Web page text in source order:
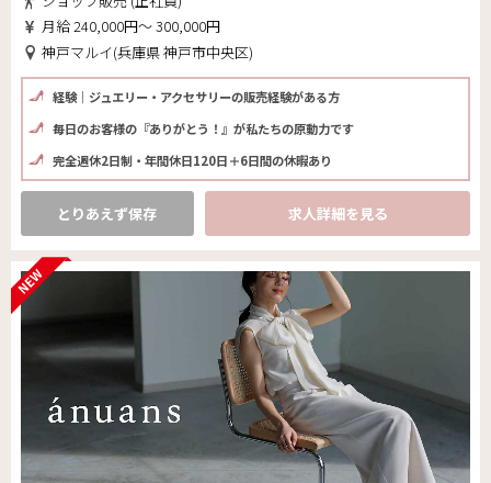
月給 240,000円～ 300,000円
神戸マルイ(兵庫県 神戸市中央区)
経験｜ジュエリー・アクセサリーの販売経験がある方
毎日のお客様の『ありがとう！』が私たちの原動力です
完全週休2日制・年間休日120日＋6日間の休暇あり
とりあえず保存 求人詳細を見る